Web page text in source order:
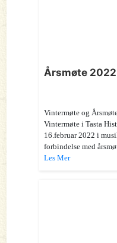
Årsmøte 2022
Vintermøte og
Vintermøte i Tasta
16.februar 2022 i
forbindelse med
Les Mer